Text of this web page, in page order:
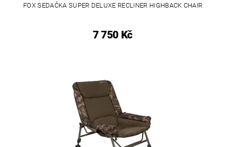
FOX SEDAČKA SUPER DELUXE RECLINER HIGHBACK CHAIR
7 750 Kč